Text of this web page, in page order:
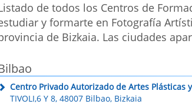
de todos los Centros de
y formarte en Fotografía
de Bizkaia. Las ciudades
Centro Privado Autorizado de Artes Plásticas y
TIVOLI,6 Y 8, 48007 Bilbao, Bizkaia